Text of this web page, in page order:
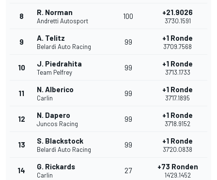
8 R. Norman
Andretti Autosport
100 +21.9026
37'30.1591
9 A. Telitz
Belardi Auto Racing
99 +1 Ronde
37'09.7568
10 J. Piedrahita
Team Pelfrey
99 +1 Ronde
37'13.1733
11 N. Alberico
Carlin
99 +1 Ronde
37'17.1895
12 N. Dapero
Juncos Racing
99 +1 Ronde
37'18.9152
13 S. Blackstock
Belardi Auto Racing
99 +1 Ronde
37'20.0838
14 G. Rickards
Carlin
27 +73 Ronden
14'29.1452